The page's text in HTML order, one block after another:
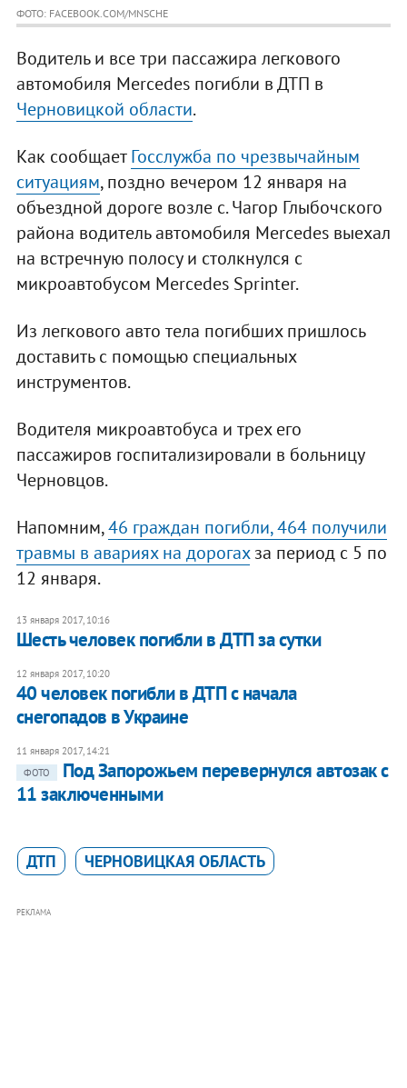
ФОТО: FACEBOOK.COM/MNSCHE
Водитель и все три пассажира легкового
автомобиля Mercedes погибли в ДТП в
Черновицкой области.
Как сообщаетГосслужба по чрезвычайным
ситуациям, поздно вечером 12 января на
объездной дороге возле с. Чагор Глыбочского
района водитель автомобиля Mercedes выехал
на встречную полосу и столкнулся с
микроавтобусом Mercedes Sprinter.
Из легкового авто тела погибших пришлось
доставить с помощью специальных
инструментов.
Водителя микроавтобуса и трех его
пассажиров госпитализировали в больницу
Черновцов.
Напомним,46 граждан погибли, 464 получили
травмы в авариях на дорогахза период с 5 по
12 января.
13 января 2017, 10:16
Шесть человек погибли в ДТП за сутки
12 января 2017, 10:20
40 человек погибли в ДТП с начала
снегопадов в Украине
11 января 2017, 14:21
ФОТО
Под Запорожьем перевернулся автозак с
11 заключенными
ДТП ЧЕРНОВИЦКАЯ ОБЛАСТЬ
РЕКЛАМА